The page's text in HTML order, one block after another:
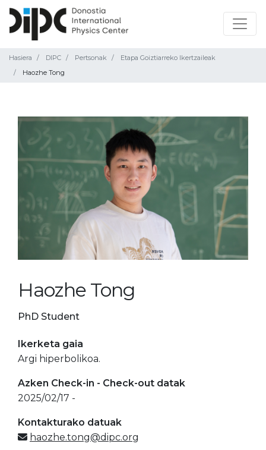
Hasiera DIPC Pertsonak
Etapa Goiztiarreko Ikertzaileak
Haozhe Tong
Haozhe Tong
PhD Student
Ikerketa gaia
Argi hiperbolikoa.
Azken Check-in - Check-out datak
2025/02/17 -
Kontakturako datuak
haozhe.tong@dipc.org